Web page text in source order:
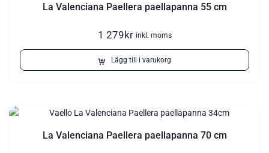
La Valenciana Paellera paellapanna 55 cm
1 279kr inkl. moms
Lägg till i varukorg
La Valenciana Paellera paellapanna 70 cm